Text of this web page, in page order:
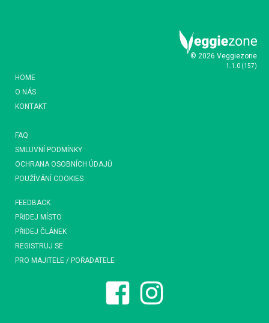
© 2026 Veggiezone
1.1.0 (157)
HOME
O NÁS
KONTAKT
FAQ
SMLUVNÍ PODMÍNKY
OCHRANA OSOBNÍCH ÚDAJŮ
POUŽÍVÁNÍ COOKIES
FEEDBACK
PŘIDEJ MÍSTO
PŘIDEJ ČLÁNEK
REGISTRUJ SE
PRO MAJITELE / POŘADATELE